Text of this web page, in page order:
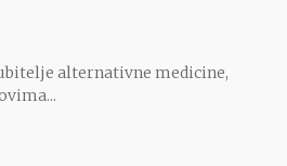
alternativne medicine,